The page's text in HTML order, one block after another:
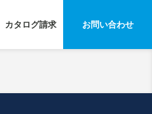
カタログ請求 お問い合わせ